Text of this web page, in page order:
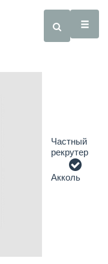
Частный
рекрутер
Акколь